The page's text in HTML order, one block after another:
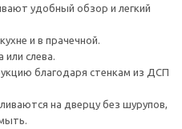
удобный обзор и легкий
и в прачечной.
слева.
благодаря стенкам из ДСП
на дверцу без шурупов,